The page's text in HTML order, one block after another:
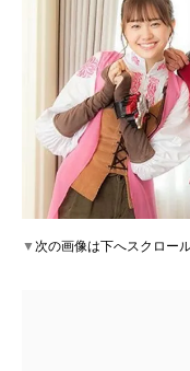
▼次の画像は下へスクロー